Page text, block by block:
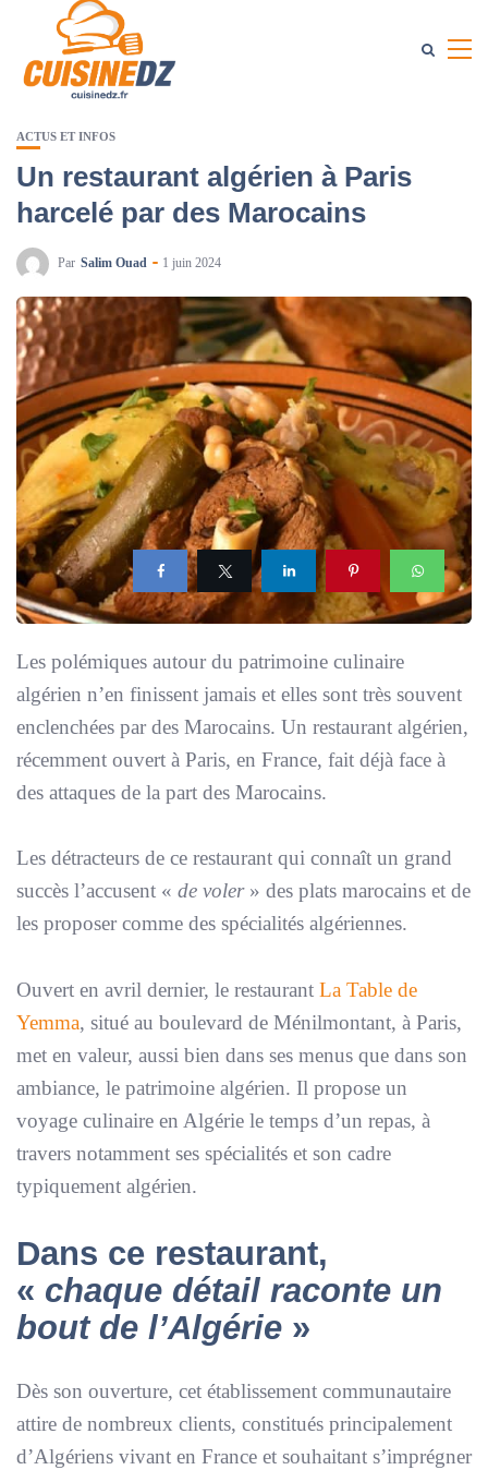
ACTUS ET INFOS
Un restaurant algérien à Paris
harcelé par des Marocains
Par Salim Ouad 1 juin 2024
Les polémiques autour du patrimoine culinaire
algérien n’en finissent jamais et elles sont très souvent
enclenchées par des Marocains. Un restaurant algérien,
récemment ouvert à Paris, en France, fait déjà face à
des attaques de la part des Marocains.
Les détracteurs de ce restaurant qui connaît un grand
succès l’accusent « de voler» des plats marocains et de
les proposer comme des spécialités algériennes.
Ouvert en avril dernier, le restaurant La Table de
Yemma, situé au boulevard de Ménilmontant, à Paris,
met en valeur, aussi bien dans ses menus que dans son
ambiance, le patrimoine algérien. Il propose un
voyage culinaire en Algérie le temps d’un repas, à
travers notamment ses spécialités et son cadre
typiquement algérien.
Dans ce restaurant,
« chaque détail raconte un
bout de l’Algérie »
Dès son ouverture, cet établissement communautaire
attire de nombreux clients, constitués principalement
d’Algériens vivant en France et souhaitant s’imprégner